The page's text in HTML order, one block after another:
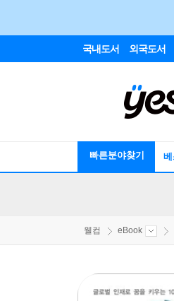
국내도서 외국도서
빠른분야찾기 베
웰컴 eBook